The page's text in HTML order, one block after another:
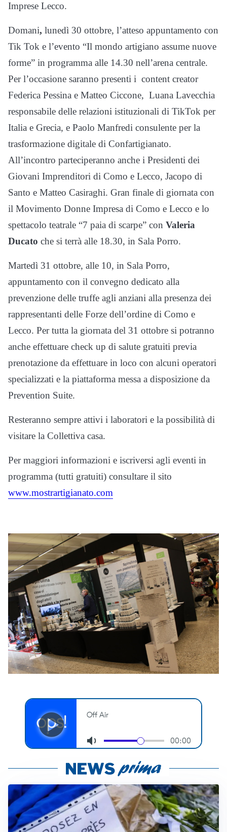
Imprese Lecco.
Domani, lunedì 30 ottobre, l’atteso appuntamento con
Tik Tok e l’evento “Il mondo artigiano assume nuove
forme” in programma alle 14.30 nell’arena centrale.
Per l’occasione saranno presenti i content creator
Federica Pessina e Matteo Ciccone, Luana Lavecchia
responsabile delle relazioni istituzionali di TikTok per
Italia e Grecia, e Paolo Manfredi consulente per la
trasformazione digitale di Confartigianato.
All’incontro parteciperanno anche i Presidenti dei
Giovani Imprenditori di Como e Lecco, Jacopo di
Santo e Matteo Casiraghi. Gran finale di giornata con
il Movimento Donne Impresa di Como e Lecco e lo
spettacolo teatrale “7 paia di scarpe” con Valeria
Ducato che si terrà alle 18.30, in Sala Porro.
Martedì 31 ottobre, alle 10, in Sala Porro,
appuntamento con il convegno dedicato alla
prevenzione delle truffe agli anziani alla presenza dei
rappresentanti delle Forze dell’ordine di Como e
Lecco. Per tutta la giornata del 31 ottobre si potranno
anche effettuare check up di salute gratuiti previa
prenotazione da effettuare in loco con alcuni operatori
specializzati e la piattaforma messa a disposizione da
Prevention Suite.
Resteranno sempre attivi i laboratori e la possibilità di
visitare la Collettiva casa.
Per maggiori informazioni e iscriversi agli eventi in
programma (tutti gratuiti) consultare il sito
www.mostrartigianato.com